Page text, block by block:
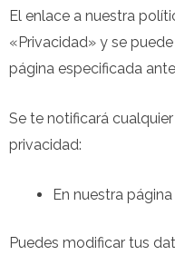
El enlace a nuestra
«Privacidad» y se
página especificada
Se te notificará
privacidad:
En nuestra
Puedes modificar tus